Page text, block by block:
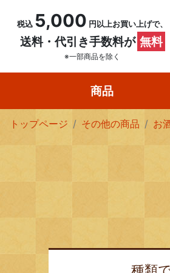
税込 5,000 円以上お買い上げで、
送料・代引き手数料が 無料
※一部商品を除く
商品
トップページ その他の商品 お
種類